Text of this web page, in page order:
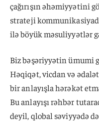
çağırışın əhəmiyyətini
strateji
ilə böyük məsuliyyətlər
Biz bəşəriyyətin ümumi
Həqiqət, vicdan və
bir anlayışla hərəkət
Bu anlayışı rəhbər
deyil, qlobal səviyyədə